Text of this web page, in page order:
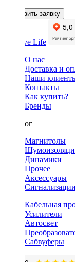
Оставить заявку
О нас
Доставка и
Наши
Контакты
Как купить?
Бренды
Каталог
Магнитолы
Динамики
Прочее
Аксессуары
Сигнализации
Кабельная
Усилители
Автосвет
Сабвуферы